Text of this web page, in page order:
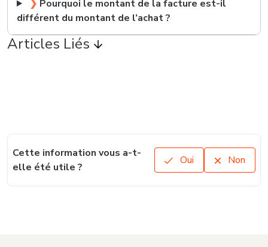
❯ Pourquoi le montant de la facture est-il
différent du montant de l’achat ?
Articles Liés
Cette information vous a-t-
elle été utile ?
Oui Non